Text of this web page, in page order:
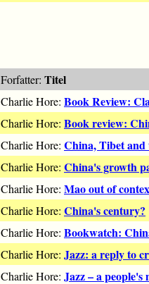
Forfatter: Titel
Charlie Hore: Book Review:
Charlie Hore: Book review:
Charlie Hore: China, Tibet and
Charlie Hore: China's growth
Charlie Hore: Mao out of
Charlie Hore: China's century?
Charlie Hore: Bookwatch:
Charlie Hore: Jazz: a reply to
Charlie Hore: Jazz – a people's